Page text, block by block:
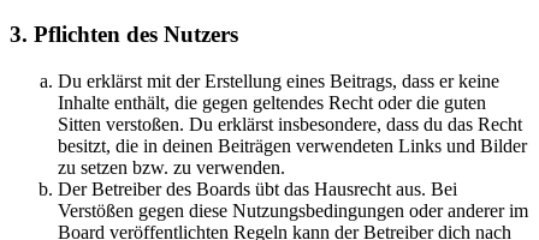
3. Pflichten des Nutzers
Du erklärst mit der Erstellung eines Beitrags, dass er keine
Inhalte enthält, die gegen geltendes Recht oder die guten
Sitten verstoßen. Du erklärst insbesondere, dass du das Recht
besitzt, die in deinen Beiträgen verwendeten Links und Bilder
zu setzen bzw. zu verwenden.
Der Betreiber des Boards übt das Hausrecht aus. Bei
Verstößen gegen diese Nutzungsbedingungen oder anderer im
Board veröffentlichten Regeln kann der Betreiber dich nach